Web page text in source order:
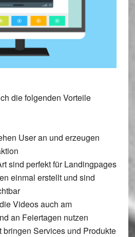
die folgenden Vorteile
User an und erzeugen
sind perfekt für Landingpages
einmal erstellt und sind
Videos auch am
an Feiertagen nutzen
bringen Services und Produkte